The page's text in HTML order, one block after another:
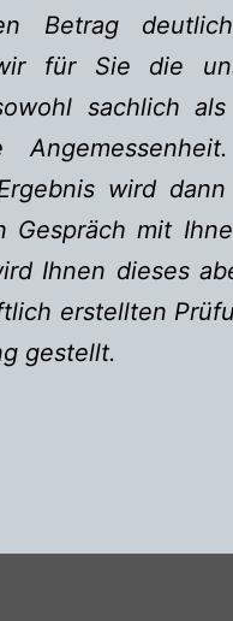
Betrag
für Sie die
sachlich
wird
Ge­spräch mit
Ihnen dieses
er­stellten
gestellt.